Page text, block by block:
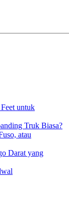
untuk
Truk Biasa?
atau
Darat yang